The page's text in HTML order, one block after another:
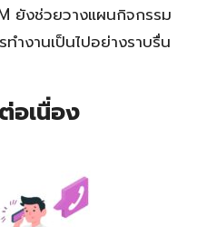
ยังช่วยวางแผนกิจกรรม
ำงานเป็นไปอย่างราบรื่น
อเนื่อง